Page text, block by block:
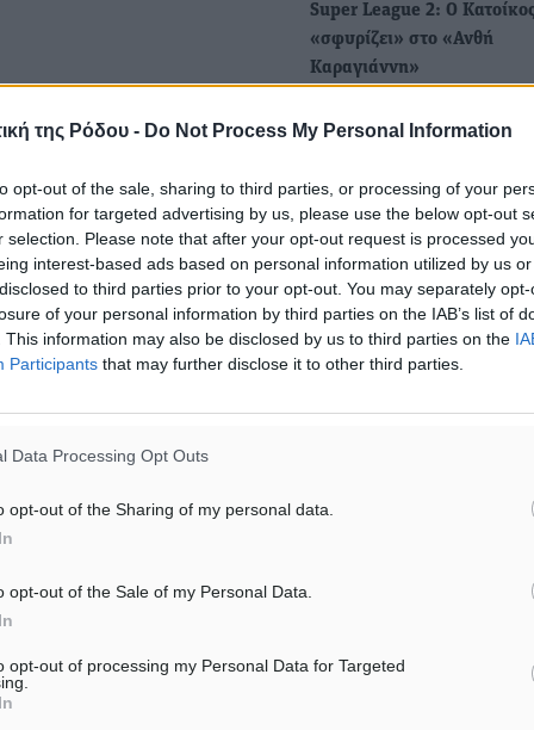
της Ρόδου - Do Not Process My Personal Information
opt-out of the sale, sharing to third parties, or processing of your
for targeted advertising by us, please use the below opt-out
selection. Please note that after your opt-out request is processed
interest-based ads based on personal information utilized by us
to third parties prior to your opt-out. You may separately
of your personal information by third parties on the IAB’s list of
This information may also be disclosed by us to third parties on the
Participants that may further disclose it to other third parties.
Data Processing Opt Outs
opt-out of the Sharing of my personal data.
opt-out of the Sale of my Personal Data.
opt-out of processing my Personal Data for Targeted
Super League 2: Ο
«σφυρίζει» στο «Ανθή
Καραγιάννη»
τα παιχνίδια της 5ης